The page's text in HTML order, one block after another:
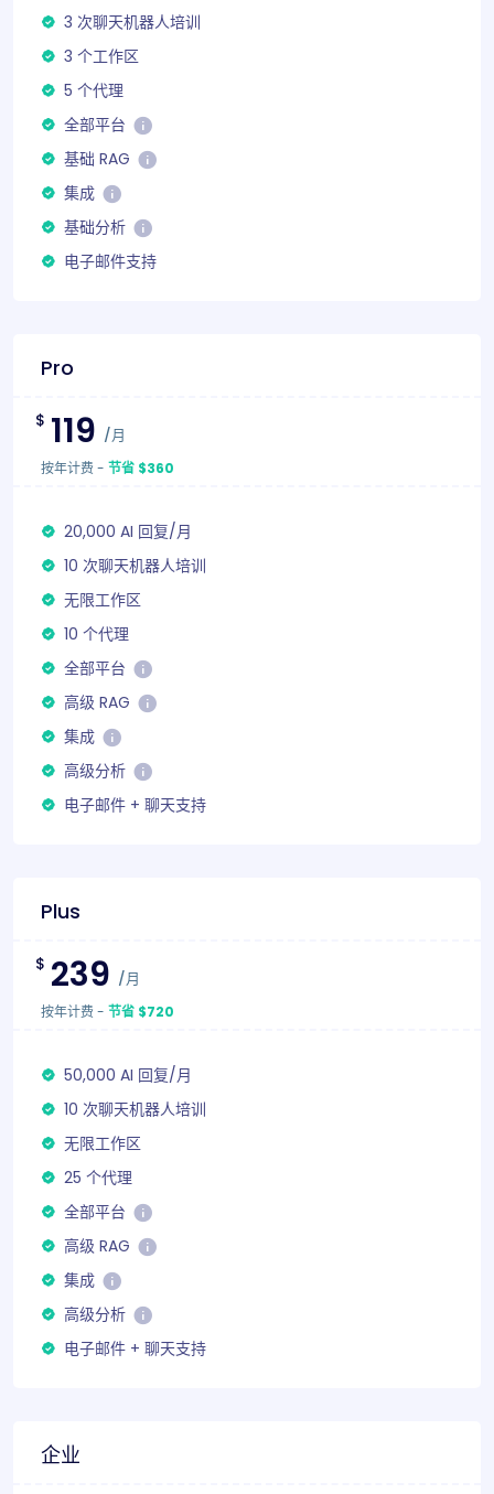
3 次聊天机器人培训
3 个工作区
5 个代理
全部平台
基础 RAG
集成
基础分析
电子邮件支持
Pro
$ 119 /月
按年计费 - 节省 $360
20,000 AI 回复/月
10 次聊天机器人培训
无限工作区
10 个代理
全部平台
高级 RAG
集成
高级分析
电子邮件 + 聊天支持
Plus
$ 239 /月
按年计费 - 节省 $720
50,000 AI 回复/月
10 次聊天机器人培训
无限工作区
25 个代理
全部平台
高级 RAG
集成
高级分析
电子邮件 + 聊天支持
企业